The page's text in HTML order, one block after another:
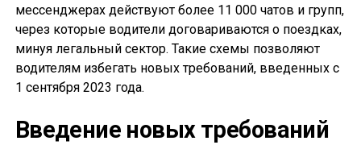
мессенджерах действуют более 11 000 чатов и групп,
через которые водители договариваются о поездках,
минуя легальный сектор. Такие схемы позволяют
водителям избегать новых требований, введенных с
1 сентября 2023 года.
Введение новых требований